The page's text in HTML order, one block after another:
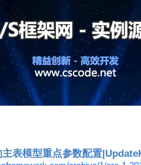
主表模型重点参数配置